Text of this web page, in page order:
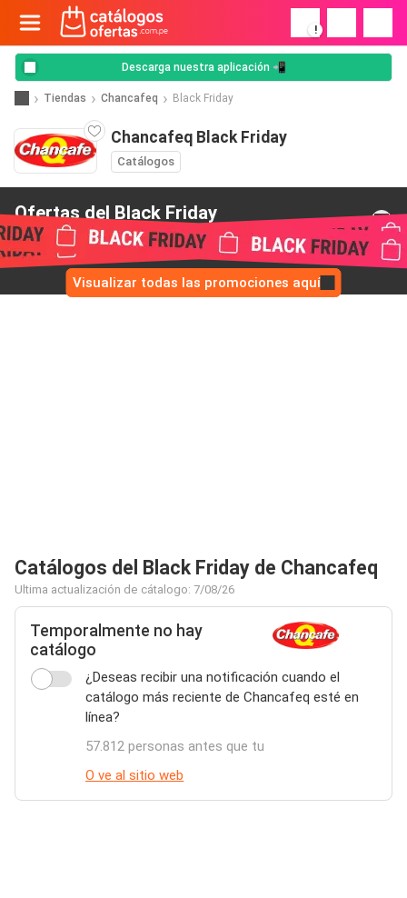
!
Descarga nuestra aplicación 📲
Tiendas Chancafeq Black Friday
Chancafeq Black Friday
Catálogos
Ofertas del Black Friday
de Chancafeq
Visualizar todas las promociones aquí
Catálogos del Black Friday de Chancafeq
Ultima actualización de cátalogo: 7/08/26
Temporalmente no hay
catálogo
¿Deseas recibir una notificación cuando el
catálogo más reciente de Chancafeq esté en
línea?
57.812 personas antes que tu
O ve al sitio web